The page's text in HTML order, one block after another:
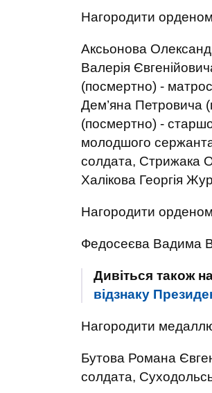
Нагородити
Аксьонова
Валерія
(посмертно) -
Дем’яна Петровича
(посмертно) -
молодшого
солдата, Стрижака
Халікова Георгія
Нагородити
Федосеєва Вадима
Дивіться також
відзнаку
Нагородити медаллю
Бутова Романа
солдата,